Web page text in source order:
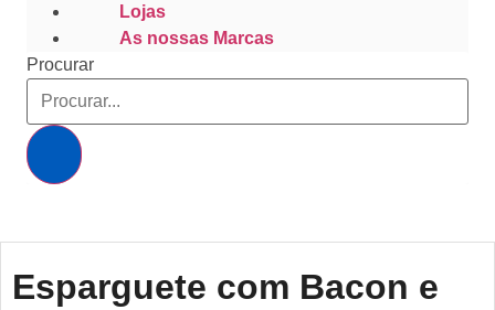
Lojas
As nossas Marcas
Procurar
Esparguete com Bacon e